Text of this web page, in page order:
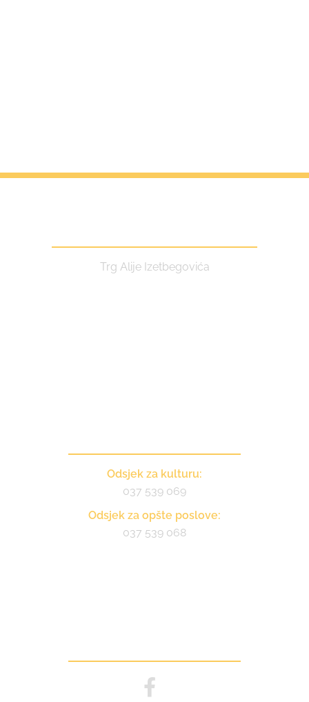
Trg Alije Izetbegovića
Odsjek za kulturu:
037 539 069
Odsjek za opšte poslove:
037 539 068